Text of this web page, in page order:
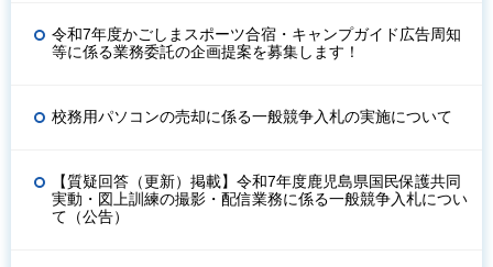
令和7年度かごしまスポーツ合宿・キャンプガイド広告周知
等に係る業務委託の企画提案を募集します！
校務用パソコンの売却に係る一般競争入札の実施について
【質疑回答（更新）掲載】令和7年度鹿児島県国民保護共同
実動・図上訓練の撮影・配信業務に係る一般競争入札につい
て（公告）